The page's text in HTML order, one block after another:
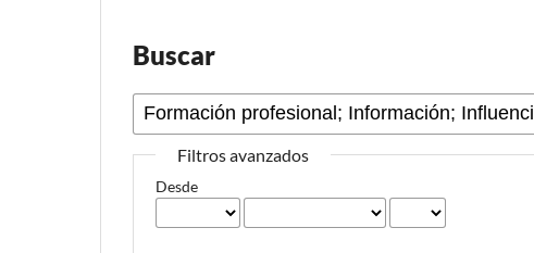
Buscar
Filtros avanzados
Desde